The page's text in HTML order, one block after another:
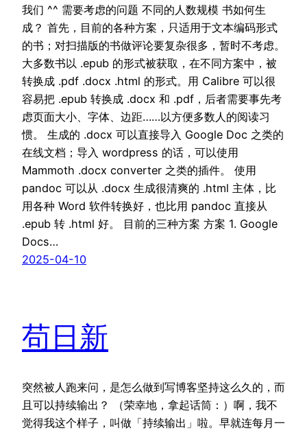
我们 ^^ 需要考虑的问题 不同的人数规模 书如何生
成？ 首先，目前的各种方案，只适用于文本编码形式
的书；对扫描版的书做评论要复杂很多，暂时不考虑。
大多数书以 .epub 的形式被获取，在不同方案中，被
转换成 .pdf .docx .html 的形式。用 Calibre 可以很
容易把 .epub 转换成 .docx 和 .pdf，后者需要事先考
虑页面大小、字体、边距……以方便多数人的阅读习
惯。 生成的 .docx 可以直接导入 Google Doc 之类的
在线文档；导入 wordpress 的话，可以使用
Mammoth .docx converter 之类的插件。 使用
pandoc 可以从 .docx 生成很清爽的 .html 主体，比
用各种 Word 软件转换好，也比用 pandoc 直接从
.epub 转 .html 好。 目前的三种方案 方案 1. Google
Docs…
2025-04-10
苟日新
突然被人跑来问，是怎么做到写博客坚持这么久的，而
且可以持续输出？ （荣幸地，拿起话筒：）啊，我不
觉得我这个样子，叫做「持续输出」啦。早就连每月一